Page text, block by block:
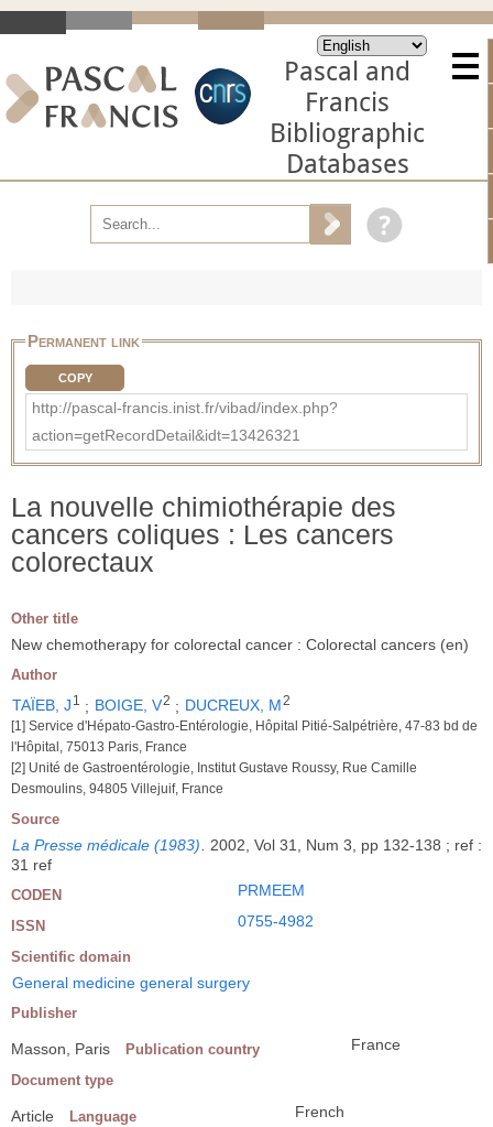
Pascal and
Francis
Bibliographic
Databases
Permanent link
COPY
http://pascal-francis.inist.fr/vibad/index.php?
action=getRecordDetail&idt=13426321
La nouvelle chimiothérapie des
cancers coliques : Les cancers
colorectaux
Other title
New chemotherapy for colorectal cancer : Colorectal cancers (en)
Author
TAÏEB, J 1 ; BOIGE, V2 ; DUCREUX, M2
[1] Service d'Hépato-Gastro-Entérologie, Hôpital Pitié-Salpétrière, 47-83 bd de
l'Hôpital, 75013 Paris, France
[2] Unité de Gastroentérologie, Institut Gustave Roussy, Rue Camille
Desmoulins, 94805 Villejuif, France
Source
La Presse médicale (1983). 2002, Vol 31, Num 3, pp 132-138 ; ref :
31 ref
CODEN PRMEEM
ISSN 0755-4982
Scientific domain
General medicine general surgery
Publisher
Masson, Paris Publication country France
Document type
Article Language French